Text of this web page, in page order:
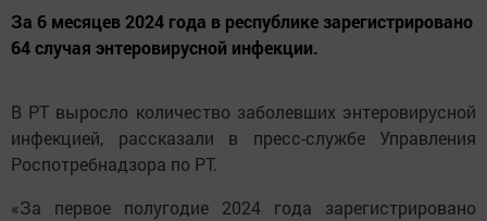
За 6 месяцев 2024 года в республике зарегистрировано
64 случая энтеровирусной инфекции.
В РТ выросло количество заболевших энтеровирусной
инфекцией, рассказали в пресс-службе Управления
Роспотребнадзора по РТ.
«За первое полугодие 2024 года зарегистрировано